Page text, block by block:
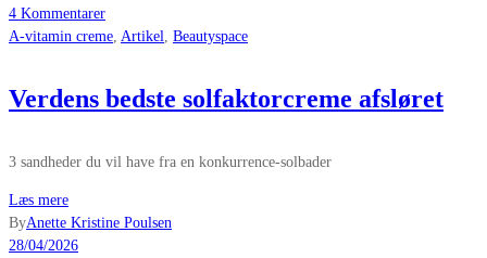
4 Kommentarer
A-vitamin creme Artikel Beautyspace
Verdens bedste solfaktorcreme afsløret
3 sandheder du vil have fra en konkurrence-solbader
Læs mere
ByAnette Kristine Poulsen
28/04/2026